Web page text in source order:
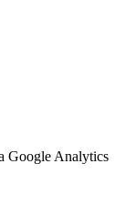
Google Analytics